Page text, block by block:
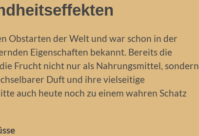
Obstarten der Welt und war schon in der
Eigenschaften bekannt. Bereits die
Frucht nicht nur als Nahrungsmittel, sondern
Duft und ihre vielseitige
auch heute noch zu einem wahren Schatz